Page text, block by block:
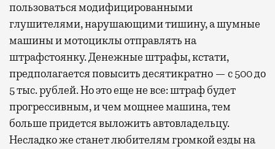
пользоваться модифицированными
глушителями, нарушающими тишину, а шумные
машины и мотоциклы отправлять на
штрафстоянку. Денежные штрафы, кстати,
предполагается повысить десятикратно — с 500 до
5 тыс. рублей. Но это еще не все: штраф будет
прогрессивным, и чем мощнее машина, тем
больше придется выложить автовладельцу.
Несладко же станет любителям громкой езды на